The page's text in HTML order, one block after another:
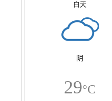
白天
阴
29°C